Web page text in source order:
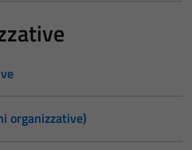
organizzative)